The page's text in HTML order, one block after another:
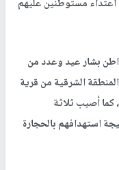
مستوطنين عليهم
بشار عيد وعدد من
الشرقية من قرية
كما أصيب ثلاثة
استهدافهم بالحجارة